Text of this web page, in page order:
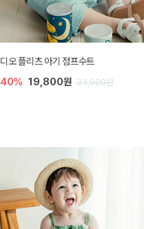
디오 플리츠 아기 점프수트
40% 19,800원 33,000원